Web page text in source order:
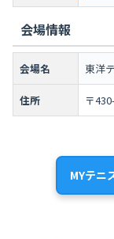
会場情報
会場名 東洋
住所 〒
MYテニ